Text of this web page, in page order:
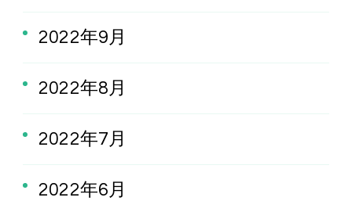
2022年9月
2022年8月
2022年7月
2022年6月